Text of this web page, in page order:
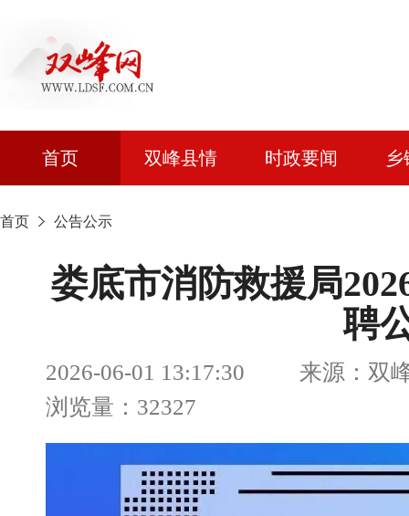
首页 双峰县情 时政要闻
首页 公告公示
娄底市消防救援局
聘
2026-06-01 13:17:30 来源：双
浏览量：32327